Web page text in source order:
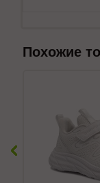
Похожие